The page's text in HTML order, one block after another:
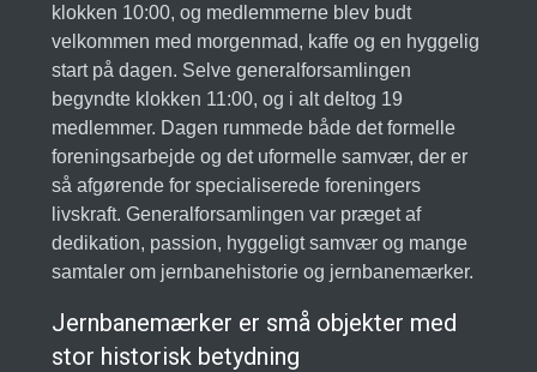
klokken 10:00, og medlemmerne blev budt
velkommen med morgenmad, kaffe og en hyggelig
start på dagen. Selve generalforsamlingen
begyndte klokken 11:00, og i alt deltog 19
medlemmer. Dagen rummede både det formelle
foreningsarbejde og det uformelle samvær, der er
så afgørende for specialiserede foreningers
livskraft. Generalforsamlingen var præget af
dedikation, passion, hyggeligt samvær og mange
samtaler om jernbanehistorie og jernbanemærker.
Jernbanemærker er små objekter med
stor historisk betydning